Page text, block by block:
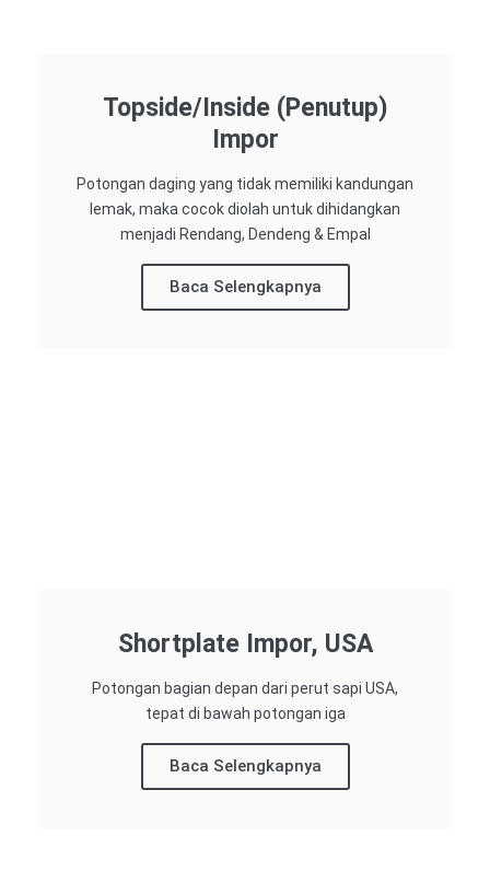
Topside/Inside (Penutup)
Impor​
Potongan daging yang tidak memiliki kandungan
lemak, maka cocok diolah untuk dihidangkan
menjadi Rendang, Dendeng & Empal
Baca Selengkapnya
Shortplate Impor, USA
Potongan bagian depan dari perut sapi USA,
tepat di bawah potongan iga
Baca Selengkapnya